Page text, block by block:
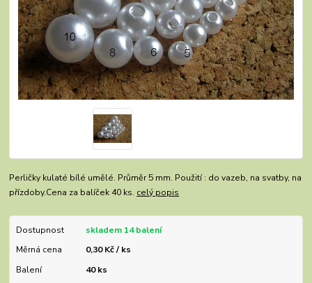
Perličky kulaté bílé umělé. Průměr 5 mm. Použití : do vazeb, na svatby, na
přízdoby.Cena za balíček 40 ks. celý popis
Dostupnost
skladem 14 balení
Měrná cena
0,30 Kč / ks
Balení
40 ks